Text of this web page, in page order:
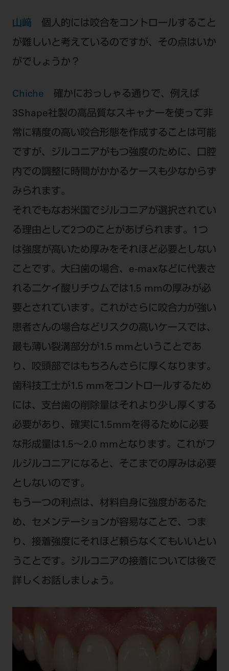
山﨑 個人的には咬合をコントロールすること
が難しいと考えているのですが、その点はいか
がでしょうか？
Chiche 確かにおっしゃる通りで、例えば
3Shape社製の高品質なスキャナーを使って非
常に精度の高い咬合形態を作成することは可能
ですが、ジルコニアがもつ強度のために、口腔
内での調整に時間がかかるケースも少なからず
みられます。
それでもなお米国でジルコニアが選択されてい
る理由として2つのことがあげられます。1つ
は強度が高いため厚みをそれほど必要としない
ことです。大臼歯の場合、e-maxなどに代表さ
れる二ケイ酸リチウムでは1.5 mmの厚みが必
要とされています。これがさらに咬合力が強い
患者さんの場合などリスクの高いケースでは、
最も薄い裂溝部分が1.5 mmということであ
り、咬頭部ではもちろんさらに厚くなります。
歯科技工士が1.5 mmをコントロールするため
には、支台歯の削除量はそれより少し厚くする
必要があり、確実に1.5mmを得るために必要
な形成量は1.5〜2.0 mmとなります。これがフ
ルジルコニアになると、そこまでの厚みは必要
としないのです。
もう一つの利点は、材料自身に強度があるた
め、セメンテーションが容易なことで、つま
り、接着強度にそれほど頼らなくてもいいとい
うことです。ジルコニアの接着については後で
詳しくお話しましょう。